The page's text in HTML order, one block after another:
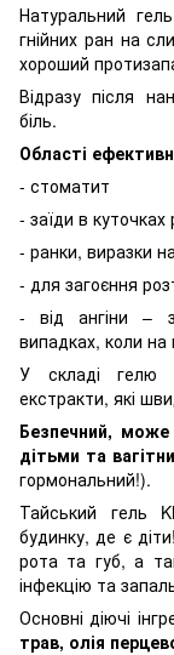
Натуральний
гнійних ран на
хороший
Відразу після
біль.
Області
- стоматит
- заїди в куточках
- ранки, виразки
- для загоєння
- від ангіни –
випадках, коли на
У складі гелю
екстракти, які
Безпечний, може
дітьми та
гормональний!).
Тайський гель
будинку, де є
рота та губ, а
інфекцію та
Основні діючі
трав, олія